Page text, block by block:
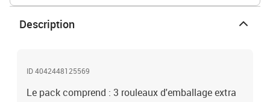
Description
ID 4042448125569
Le pack comprend : 3 rouleaux d'emballage extra